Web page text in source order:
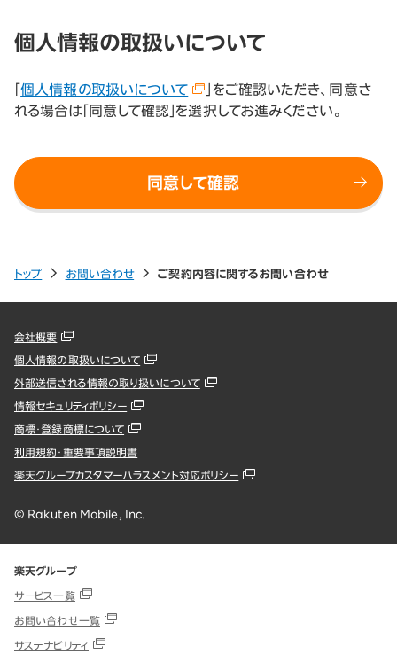
個人情報の取扱いについて
「個人情報の取扱いについて
」をご確認いただき、同意さ
れる場合は「同意して確認」を選択してお進みください。
同意して確認
トップ お問い合わせ ご契約内容に関するお問い合わせ
会社概要
個人情報の取扱いについて
外部送信される情報の取り扱いについて
情報セキュリティポリシー
商標・登録商標について
利用規約・重要事項説明書
楽天グループカスタマーハラスメント対応ポリシー
© Rakuten Mobile, Inc.
楽天グループ
サービス一覧
お問い合わせ一覧
サステナビリティ